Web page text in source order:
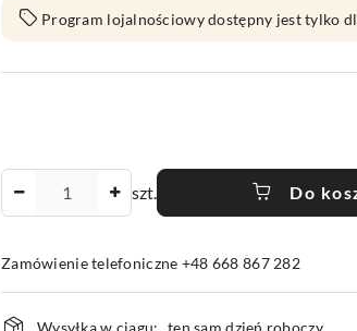
Program lojalnościowy dostępny jest tylko
szt. Do
Zamówienie telefoniczne +48 668 867 282
Dostępność
Wysyłka w ciągu: ten sam dzień roboczy